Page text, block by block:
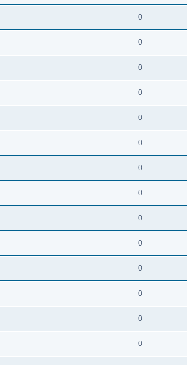
0
0
0
0
0
0
0
0
0
0
0
0
0
0